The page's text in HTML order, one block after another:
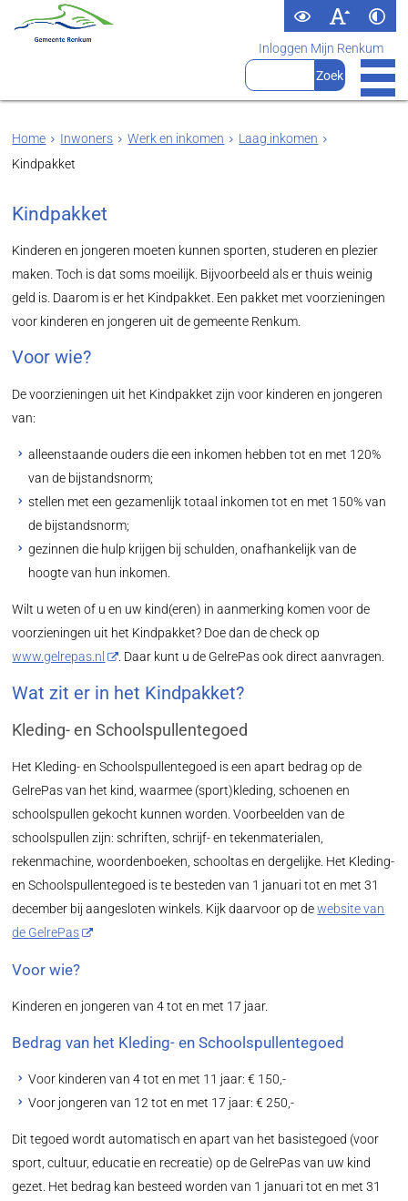
Inloggen Mijn Renkum
Home Inwoners Werk en inkomen
Laag inkomen
Kindpakket
Kindpakket
Kinderen en jongeren moeten kunnen sporten, studeren en plezier
maken. Toch is dat soms moeilijk. Bijvoorbeeld als er thuis weinig
geld is. Daarom is er het Kindpakket. Een pakket met voorzieningen
voor kinderen en jongeren uit de gemeente Renkum.
Voor wie?
De voorzieningen uit het Kindpakket zijn voor kinderen en jongeren
van:
alleenstaande ouders die een inkomen hebben tot en met 120%
van de bijstandsnorm;
stellen met een gezamenlijk totaal inkomen tot en met 150% van
de bijstandsnorm;
gezinnen die hulp krijgen bij schulden, onafhankelijk van de
hoogte van hun inkomen.
Wilt u weten of u en uw kind(eren) in aanmerking komen voor de
voorzieningen uit het Kindpakket? Doe dan de check op
www.gelrepas.nl
. Daar kunt u de GelrePas ook direct aanvragen.
Wat zit er in het Kindpakket?
Kleding- en Schoolspullentegoed
Het Kleding- en Schoolspullentegoed is een apart bedrag op de
GelrePas van het kind, waarmee (sport)kleding, schoenen en
schoolspullen gekocht kunnen worden. Voorbeelden van de
schoolspullen zijn: schriften, schrijf- en tekenmaterialen,
rekenmachine, woordenboeken, schooltas en dergelijke. Het Kleding-
en Schoolspullentegoed is te besteden van 1 januari tot en met 31
december bij aangesloten winkels. Kijk daarvoor op dewebsite van
de GelrePas
Voor wie?
Kinderen en jongeren van 4 tot en met 17 jaar.
Bedrag van het Kleding- en Schoolspullentegoed
Voor kinderen van 4 tot en met 11 jaar: € 150,-
Voor jongeren van 12 tot en met 17 jaar: € 250,-
Dit tegoed wordt automatisch en apart van het basistegoed (voor
sport, cultuur, educatie en recreatie) op de GelrePas van uw kind
gezet. Het bedrag kan besteed worden van 1 januari tot en met 31